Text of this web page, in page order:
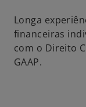
e
e
m
u
Longa
financeiras
com o Direito
GAAP.